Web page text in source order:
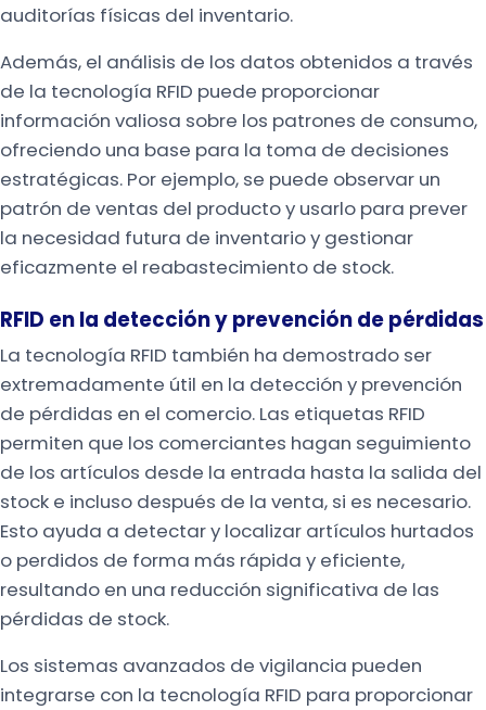
auditorías físicas del inventario.
Además, el análisis de los datos obtenidos a través
de la tecnología RFID puede proporcionar
información valiosa sobre los patrones de consumo,
ofreciendo una base para la toma de decisiones
estratégicas. Por ejemplo, se puede observar un
patrón de ventas del producto y usarlo para prever
la necesidad futura de inventario y gestionar
eficazmente el reabastecimiento de stock.
RFID en la detección y prevención de pérdidas
La tecnología RFID también ha demostrado ser
extremadamente útil en la detección y prevención
de pérdidas en el comercio. Las etiquetas RFID
permiten que los comerciantes hagan seguimiento
de los artículos desde la entrada hasta la salida del
stock e incluso después de la venta, si es necesario.
Esto ayuda a detectar y localizar artículos hurtados
o perdidos de forma más rápida y eficiente,
resultando en una reducción significativa de las
pérdidas de stock.
Los sistemas avanzados de vigilancia pueden
integrarse con la tecnología RFID para proporcionar